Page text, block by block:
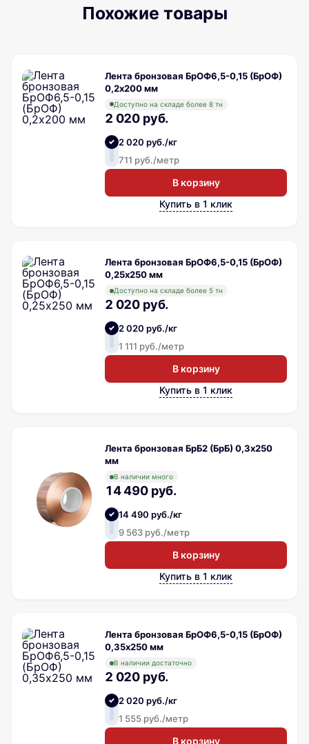
Похожие товары
Лента бронзовая БрОФ6,5-0,15 (БрОФ)
0,2х200 мм
Доступно на складе более 8 тн
2 020 руб.
2 020 руб./кг
711 руб./метр
В корзину
Купить в 1 клик
Лента бронзовая БрОФ6,5-0,15 (БрОФ)
0,25х250 мм
Доступно на складе более 5 тн
2 020 руб.
2 020 руб./кг
1 111 руб./метр
В корзину
Купить в 1 клик
Лента бронзовая БрБ2 (БрБ) 0,3х250
мм
В наличии много
14 490 руб.
14 490 руб./кг
9 563 руб./метр
В корзину
Купить в 1 клик
Лента бронзовая БрОФ6,5-0,15 (БрОФ)
0,35х250 мм
В наличии достаточно
2 020 руб.
2 020 руб./кг
1 555 руб./метр
В корзину